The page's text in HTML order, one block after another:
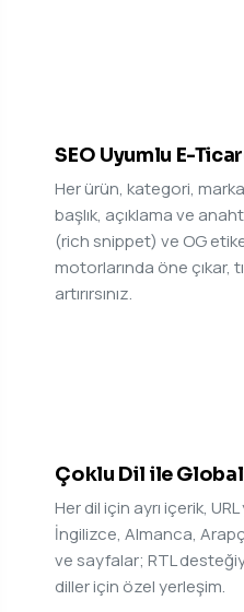
SEO Uyumlu E-
Her ürün, kategori,
başlık, açıklama ve
(rich snippet) ve OG
motorlarında öne çıkar,
artırırsınız.
Çoklu Dil ile
Her dil için ayrı içerik, URL
İngilizce, Almanca,
ve sayfalar; RTL
diller için özel yerleşim.